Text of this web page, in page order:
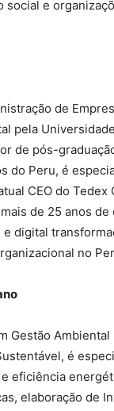
social e
de
pela
de pós-
do Peru, é
CEO do
de 25 anos de
digital
no
Gestão Ambiental
é
eficiência
elaboração de